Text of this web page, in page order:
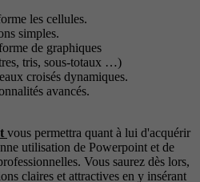
les cellules.
simples.
de graphiques
tris, sous-totaux …)
croisés dynamiques.
avancés.
vous permettra quant à lui d'acquérir
utilisation de Powerpoint et de
Vous saurez dès lors,
claires et attractives en y insérant